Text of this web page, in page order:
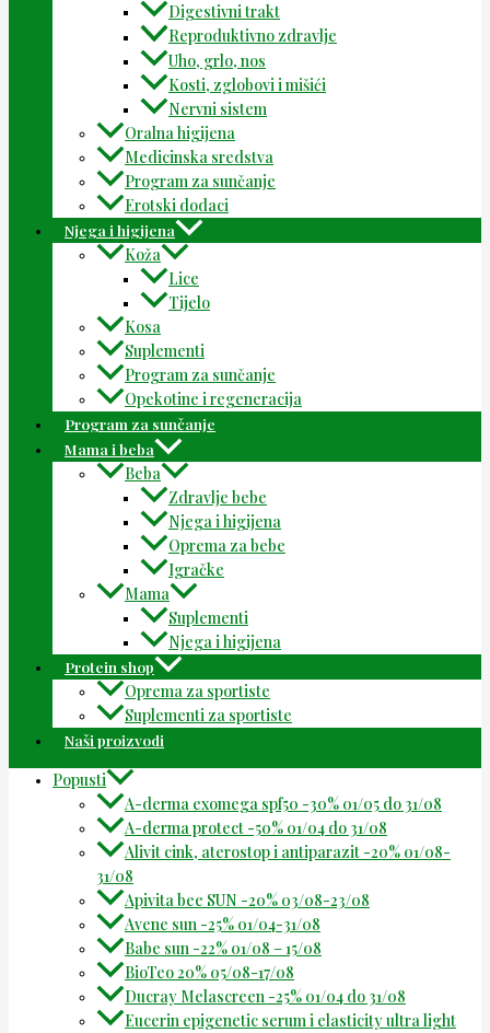
Digestivni trakt
Reproduktivno zdravlje
Uho, grlo, nos
Kosti, zglobovi i mišići
Nervni sistem
Oralna higijena
Medicinska sredstva
Program za sunčanje
Erotski dodaci
Njega i higijena
Koža
Lice
Tijelo
Kosa
Suplementi
Program za sunčanje
Opekotine i regeneracija
Program za sunčanje
Mama i beba
Beba
Zdravlje bebe
Njega i higijena
Oprema za bebe
Igračke
Mama
Suplementi
Njega i higijena
Protein shop
Oprema za sportiste
Suplementi za sportiste
Naši proizvodi
Popusti
A-derma exomega spf50 -30% 01/05 do 31/08
A-derma protect -50% 01/04 do 31/08
Alivit cink, aterostop i antiparazit -20% 01/08-
31/08
Apivita bee SUN -20% 03/08-23/08
Avene sun -25% 01/04-31/08
Babe sun -22% 01/08 – 15/08
BioTeo 20% 05/08-17/08
Ducray Melascreen -25% 01/04 do 31/08
Eucerin epigenetic serum i elasticity ultra light